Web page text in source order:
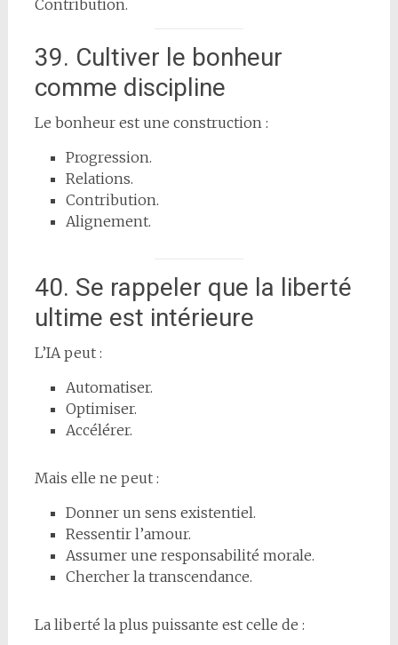
Contribution.
39. Cultiver le bonheur
comme discipline
Le bonheur est une construction :
Progression.
Relations.
Contribution.
Alignement.
40. Se rappeler que la liberté
ultime est intérieure
L’IA peut :
Automatiser.
Optimiser.
Accélérer.
Mais elle ne peut :
Donner un sens existentiel.
Ressentir l’amour.
Assumer une responsabilité morale.
Chercher la transcendance.
La liberté la plus puissante est celle de :